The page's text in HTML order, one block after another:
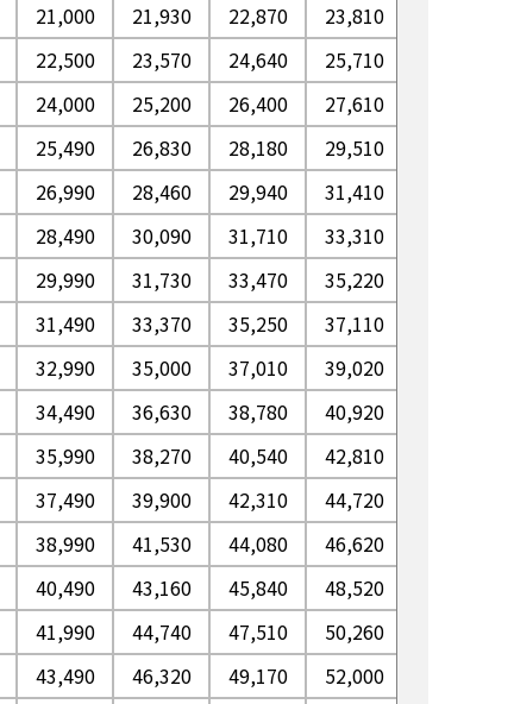
21,000 21,930 22,870 23,810
22,500 23,570 24,640 25,710
24,000 25,200 26,400 27,610
25,490 26,830 28,180 29,510
26,990 28,460 29,940 31,410
28,490 30,090 31,710 33,310
29,990 31,730 33,470 35,220
31,490 33,370 35,250 37,110
32,990 35,000 37,010 39,020
34,490 36,630 38,780 40,920
35,990 38,270 40,540 42,810
37,490 39,900 42,310 44,720
38,990 41,530 44,080 46,620
40,490 43,160 45,840 48,520
41,990 44,740 47,510 50,260
43,490 46,320 49,170 52,000